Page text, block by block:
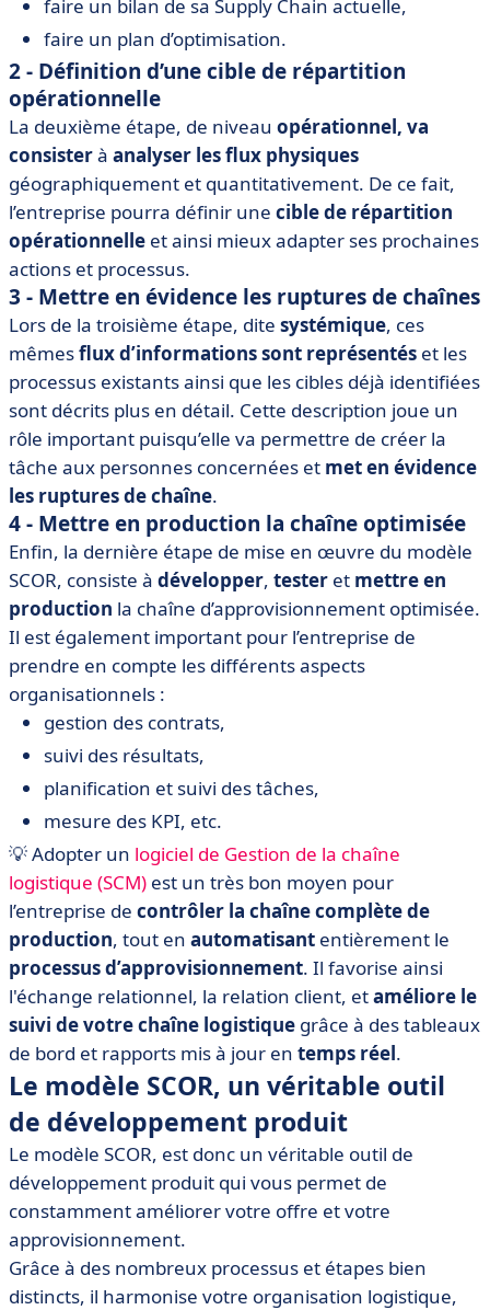
faire un bilan de sa Supply Chain actuelle,
faire un plan d’optimisation.
2 - Définition d’une cible de répartition
opérationnelle
La deuxième étape, de niveau opérationnel, va
consisterà analyser les flux physiques
géographiquement et quantitativement. De ce fait,
l’entreprise pourra définir une cible de répartition
opérationnelle et ainsi mieux adapter ses prochaines
actions et processus.
3 - Mettre en évidence les ruptures de chaînes
Lors de la troisième étape, dite systémique, ces
mêmesflux d’informations sont représentés et les
processus existants ainsi que les cibles déjà identifiées
sont décrits plus en détail. Cette description joue un
rôle important puisqu’elle va permettre de créer la
tâche aux personnes concernées et met en évidence
les ruptures de chaîne.
4 - Mettre en production la chaîne optimisée
Enfin, la dernière étape de mise en œuvre du modèle
SCOR, consiste à développer, tester et mettre en
production la chaîne d’approvisionnement optimisée.
Il est également important pour l’entreprise de
prendre en compte les différents aspects
organisationnels :
gestion des contrats,
suivi des résultats,
planification et suivi des tâches,
mesure des KPI, etc.
💡 Adopter un logiciel de Gestion de la chaîne
logistique (SCM) est un très bon moyen pour
l’entreprise de contrôler la chaîne complète de
production, tout en automatisant entièrement le
processus d’approvisionnement. Il favorise ainsi
l'échange relationnel, la relation client, etaméliore le
suivi de votre chaîne logistique grâce à des tableaux
de bord et rapports mis à jour en temps réel.
Le modèle SCOR, un véritable outil
de développement produit
Le modèle SCOR, est donc un véritable outil de
développement produit qui vous permet de
constamment améliorer votre offre et votre
approvisionnement.
Grâce à des nombreux processus et étapes bien
distincts, il harmonise votre organisation logistique,